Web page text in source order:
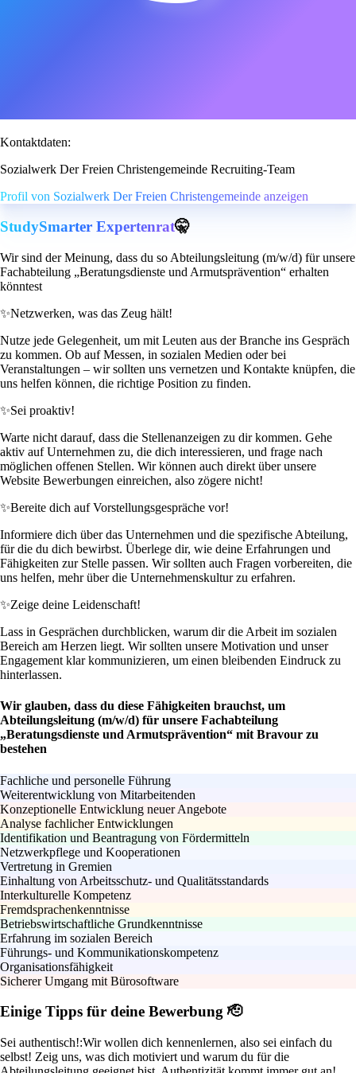
Kontaktdaten:
Sozialwerk Der Freien Christengemeinde Recruiting-Team
Profil von Sozialwerk Der Freien Christengemeinde anzeigen
StudySmarter Expertenrat🤫
Wir sind der Meinung, dass du so Abteilungsleitung (m/w/d) für unsere
Fachabteilung „Beratungsdienste und Armutsprävention“ erhalten
könntest
✨Netzwerken, was das Zeug hält!
Nutze jede Gelegenheit, um mit Leuten aus der Branche ins Gespräch
zu kommen. Ob auf Messen, in sozialen Medien oder bei
Veranstaltungen – wir sollten uns vernetzen und Kontakte knüpfen, die
uns helfen können, die richtige Position zu finden.
✨Sei proaktiv!
Warte nicht darauf, dass die Stellenanzeigen zu dir kommen. Gehe
aktiv auf Unternehmen zu, die dich interessieren, und frage nach
möglichen offenen Stellen. Wir können auch direkt über unsere
Website Bewerbungen einreichen, also zögere nicht!
✨Bereite dich auf Vorstellungsgespräche vor!
Informiere dich über das Unternehmen und die spezifische Abteilung,
für die du dich bewirbst. Überlege dir, wie deine Erfahrungen und
Fähigkeiten zur Stelle passen. Wir sollten auch Fragen vorbereiten, die
uns helfen, mehr über die Unternehmenskultur zu erfahren.
✨Zeige deine Leidenschaft!
Lass in Gesprächen durchblicken, warum dir die Arbeit im sozialen
Bereich am Herzen liegt. Wir sollten unsere Motivation und unser
Engagement klar kommunizieren, um einen bleibenden Eindruck zu
hinterlassen.
Wir glauben, dass du diese Fähigkeiten brauchst, um
Abteilungsleitung (m/w/d) für unsere Fachabteilung
„Beratungsdienste und Armutsprävention“ mit Bravour zu
bestehen
Fachliche und personelle Führung
Weiterentwicklung von Mitarbeitenden
Konzeptionelle Entwicklung neuer Angebote
Analyse fachlicher Entwicklungen
Identifikation und Beantragung von Fördermitteln
Netzwerkpflege und Kooperationen
Vertretung in Gremien
Einhaltung von Arbeitsschutz- und Qualitätsstandards
Interkulturelle Kompetenz
Fremdsprachenkenntnisse
Betriebswirtschaftliche Grundkenntnisse
Erfahrung im sozialen Bereich
Führungs- und Kommunikationskompetenz
Organisationsfähigkeit
Sicherer Umgang mit Bürosoftware
Einige Tipps für deine Bewerbung 🫡
Sei authentisch!:Wir wollen dich kennenlernen, also sei einfach du
selbst! Zeig uns, was dich motiviert und warum du für die